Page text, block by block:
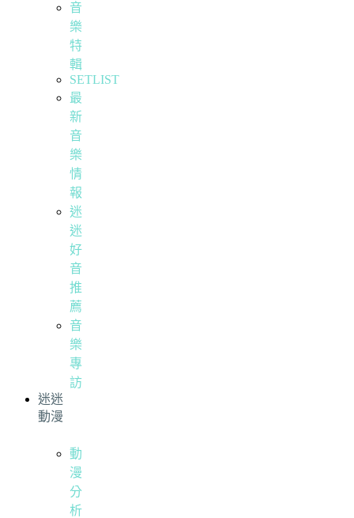
音
樂
特
輯
SETLIST
最
新
音
樂
情
報
迷
迷
好
音
推
薦
音
樂
專
訪
迷迷
動漫
動
漫
分
析